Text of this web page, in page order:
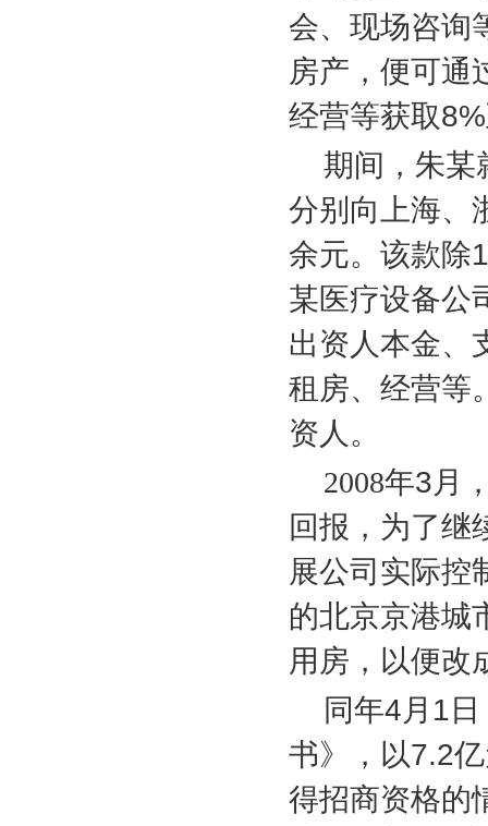
会、现场咨询
房产，便可通
经营等获取8%
期间，朱某
分别向上海、
余元。该款除
某医疗设备公
出资人本金、
租房、经营等
资人。
2008年3月
回报，为了继
展公司实际控
的北京京港城
用房，以便改
同年4月 1
书》，以7.2
得招商资格的